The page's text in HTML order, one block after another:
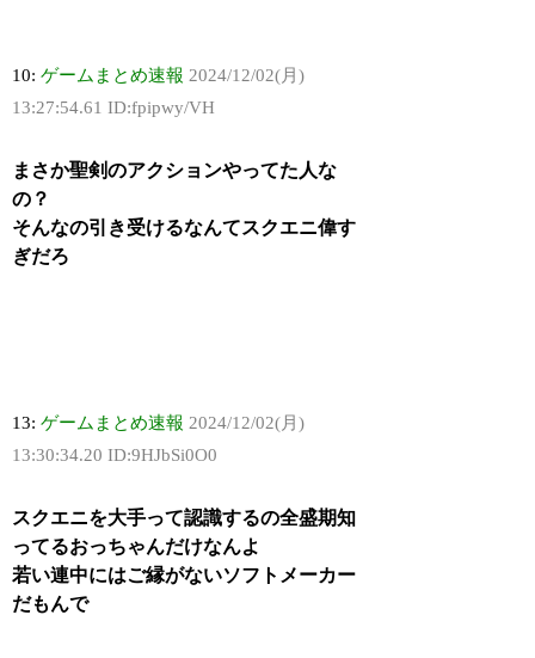
10:ゲームまとめ速報 2024/12/02(月)
13:27:54.61 ID:fpipwy/VH
まさか聖剣のアクションやってた人な
の？
そんなの引き受けるなんてスクエニ偉す
ぎだろ
13:ゲームまとめ速報 2024/12/02(月)
13:30:34.20 ID:9HJbSi0O0
スクエニを大手って認識するの全盛期知
ってるおっちゃんだけなんよ
若い連中にはご縁がないソフトメーカー
だもんで